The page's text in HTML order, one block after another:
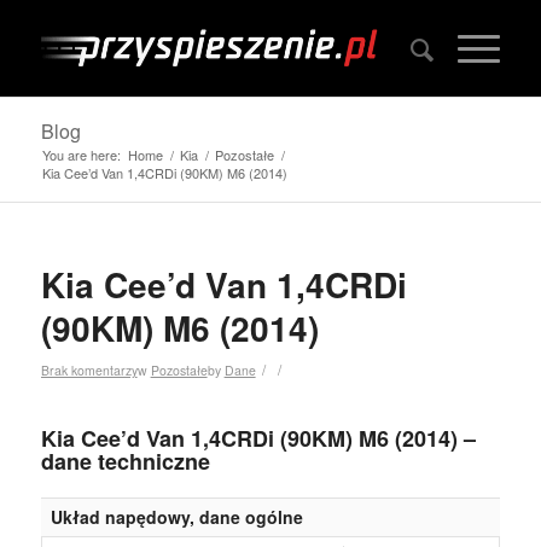
Blog
You are here: Home / Kia / Pozostałe /
Kia Cee’d Van 1,4CRDi (90KM) M6 (2014)
Kia Cee’d Van 1,4CRDi
(90KM) M6 (2014)
Brak komentarzy /
w Pozostałe /
by Dane
Kia Cee’d Van 1,4CRDi (90KM) M6 (2014) –
dane techniczne
Układ napędowy, dane ogólne